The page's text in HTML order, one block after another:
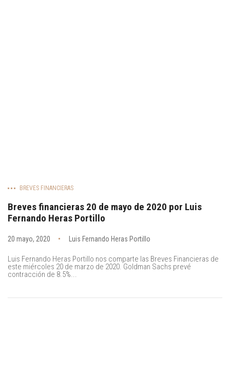
BREVES FINANCIERAS
Breves financieras 20 de mayo de 2020 por Luis
Fernando Heras Portillo
20 mayo, 2020 Luis Fernando Heras Portillo
Luis Fernando Heras Portillo nos comparte las Breves Financieras de
este miércoles 20 de marzo de 2020. Goldman Sachs prevé
contracción de 8.5%...